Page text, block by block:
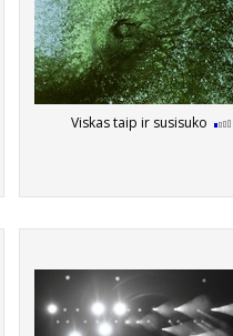
Viskas taip ir susisuko